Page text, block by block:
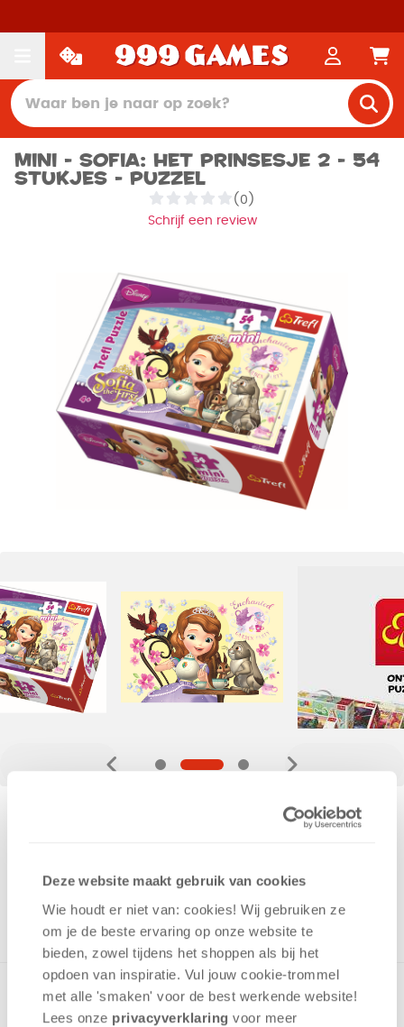
Deze website maakt gebruik van cookies
Wie houdt er niet van: cookies! Wij gebruiken ze
om je de beste ervaring op onze website te
bieden, zowel tijdens het shoppen als bij het
opdoen van inspiratie. Vul jouw cookie-trommel
met alle 'smaken' voor de best werkende website​!
Lees onze privacyverklaring voor meer
Mini - Sofia: Het prinsesje 2 - 54
stukjes - Puzzel
(0)
Schrijf een review
ONTVANG 10 OVERWINNINGSPUNTEN
Minipuzzel met een afbeelding uit de Disney serie Sofia het
prinsesje in een prettig klein doosje die gemakkelijk past in